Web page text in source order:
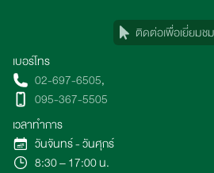
ติดต่อเพื่อเยี่ยม
เบอร์โทร
02-697-6505,
095-367-5505
เวลาทำการ
วันจันทร์ - วันศุกร์
8:30 – 17:00 น.